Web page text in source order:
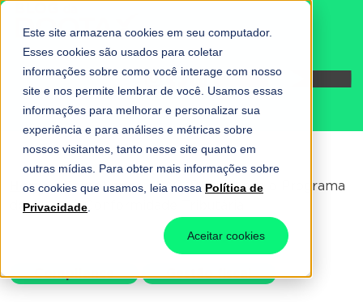
Este site armazena cookies em seu computador.
Esses cookies são usados para coletar
informações sobre como você interage com nosso
site e nos permite lembrar de você. Usamos essas
informações para melhorar e personalizar sua
experiência e para análises e métricas sobre
nossos visitantes, tanto nesse site quanto em
outras mídias. Para obter mais informações sobre
os cookies que usamos, leia nossa Política de
Privacidade
Aceitar cookies
Fale conosco
Home-Compliance-PAC/PJ: conheça o Programa
de Apoio à Conformidade Tributária
Compliance Gestão fiscal